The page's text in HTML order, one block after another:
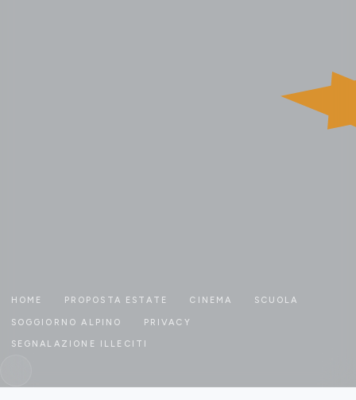
HOME PROPOSTA ESTATE CINEMA SCUOLA
SOGGIORNO ALPINO PRIVACY
SEGNALAZIONE ILLECITI